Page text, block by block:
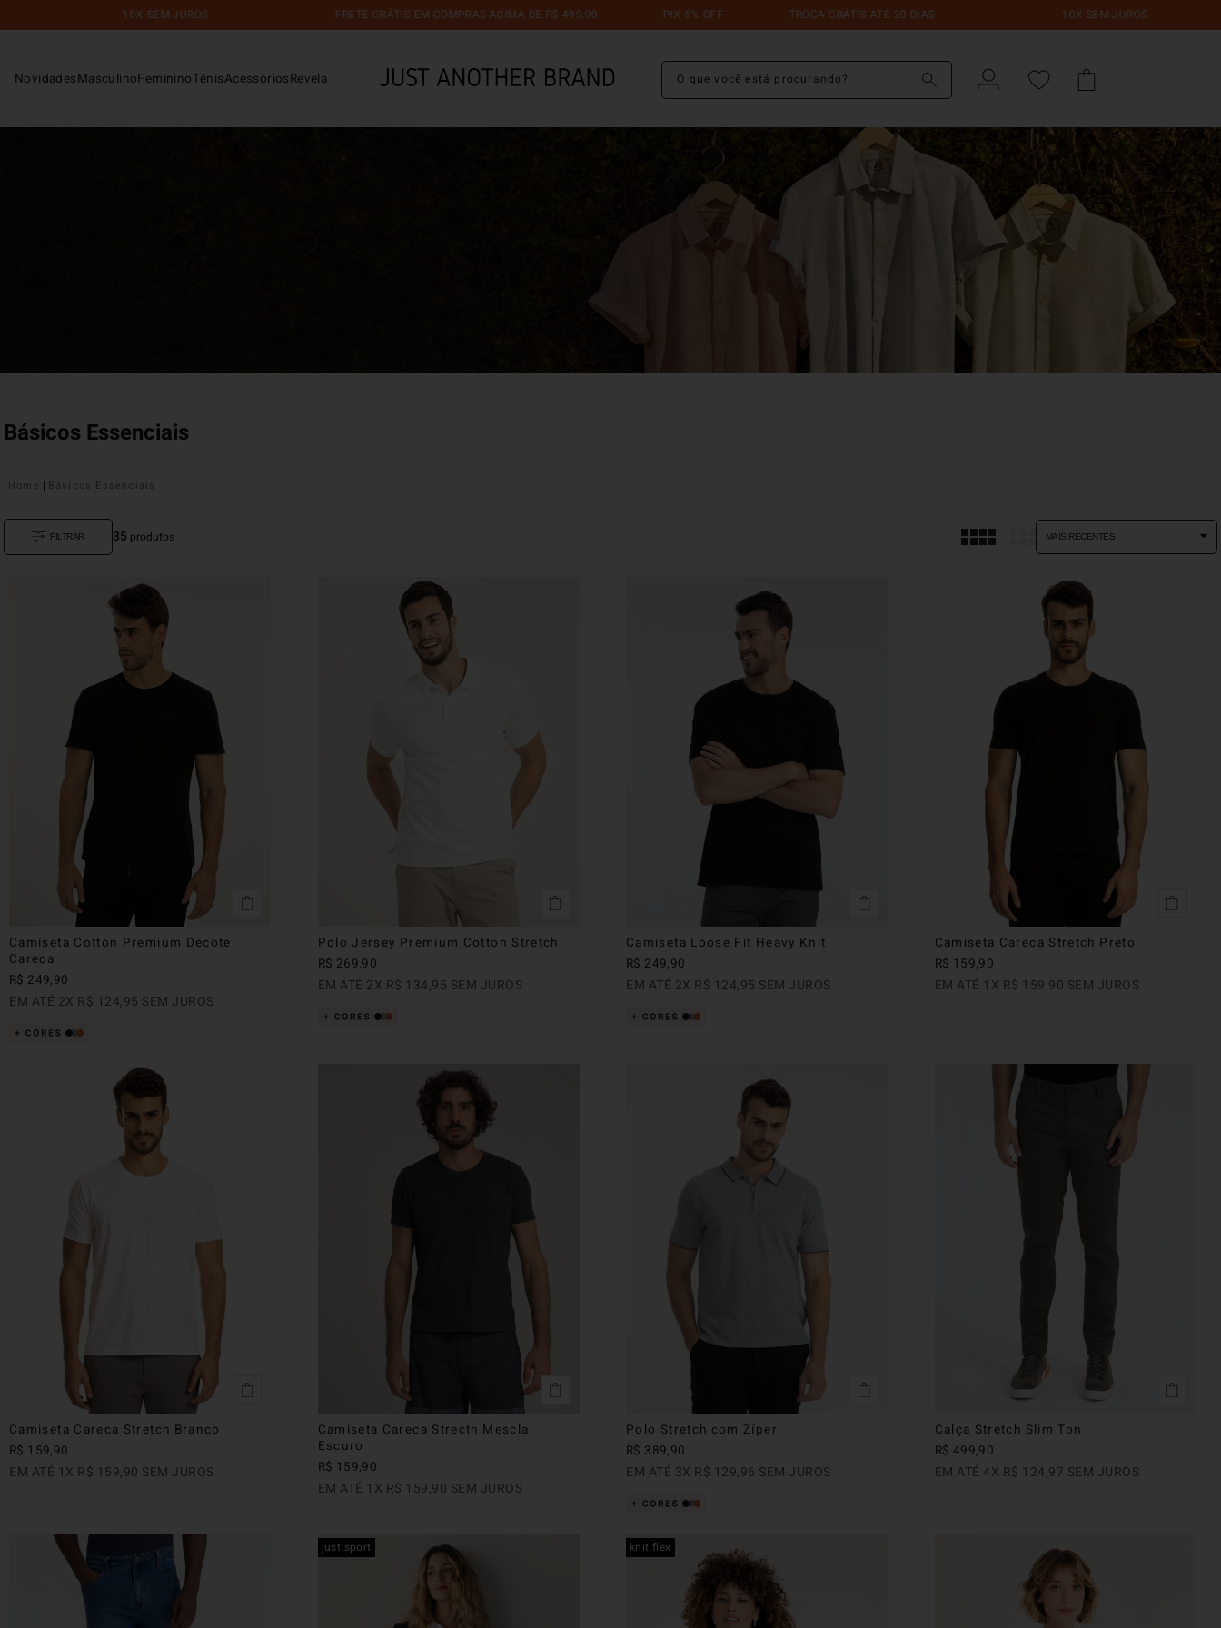
10X SEM JUROS FRETE GRÁTIS EM COMPRAS ACIMA DE R$ 499,90 PIX 5% OFF TROCA GRÁTIS ATÉ 30 DIAS 10X SEM JUROS
NovidadesMasculinoFemininoTênisAcessóriosRevela
O que você está procurando?
Básicos Essenciais
Básicos Essenciais
FILTRAR 35 produtos MAIS RECENTES
Camiseta Cotton Premium Decote
Careca
R$ 249,90
EM ATÉ 2X R$ 124,95 SEM JUROS
Polo Jersey Premium Cotton Stretch
R$ 269,90
EM ATÉ 2X R$ 134,95 SEM JUROS
Camiseta Loose Fit Heavy Knit
R$ 249,90
EM ATÉ 2X R$ 124,95 SEM JUROS
Camiseta Careca Stretch Preto
R$ 159,90
EM ATÉ 1 X R$ 159,90 SEM JUROS
Camiseta Careca Stretch Branco
R$ 159,90
EM ATÉ 1X R$ 159,90 SEM JUROS
Camiseta Careca Strecth Mescla
Escuro
R$ 159,90
EM ATÉ 1 X R$ 159,90 SEM JUROS
Polo Stretch com Zíper
R$ 389,90
EM ATÉ 3X R$ 129,96 SEM JUROS
Calça Stretch Slim Ton
R$ 499,90
EM ATÉ 4X R$ 124,97 SEM JUROS
just sport knit flex